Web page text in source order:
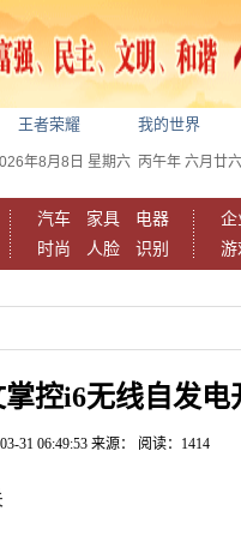
王者荣耀 我的世界
年8月8日 星期六 丙午年 六月廿六
汽车 家具
电器
时尚
人脸 识别
企
游
控i6无线自发电
31 06:49:53 来源： 阅读：1414